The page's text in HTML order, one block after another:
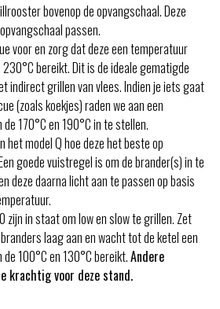
bovenop de opvangschaal. Deze
passen.
voor en zorg dat deze een temperatuur
bereikt. Dit is de ideale gematigde
indirect grillen van vlees. Indien je iets gaat
(zoals koekjes) raden we aan een
170°C en 190°C in te stellen.
het model Q hoe deze het beste op
goede vuistregel is om de brander(s) in te
deze daarna licht aan te passen op basis
zijn in staat om low en slow te grillen. Zet
laag aan en wacht tot de ketel een
100°C en 130°C bereikt.Andere
krachtig voor deze stand.